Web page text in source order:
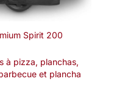
Spirit 200
à pizza, planchas,
et plancha